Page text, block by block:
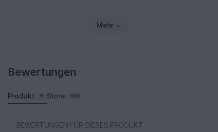
Mehr
Bewertungen
Produkt 9 Store 865
BEWERTUNGEN FÜR DIESES PRODUKT